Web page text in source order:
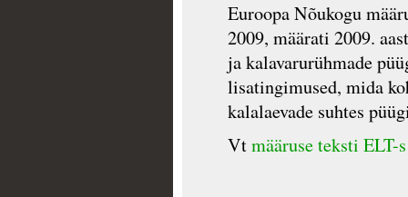
Euroopa Nõukogu
2009, määrati 2009.
ja kalavarurühmade
lisatingimused, mida
kalalaevade suhtes
Vtmääruse teksti ELT-s